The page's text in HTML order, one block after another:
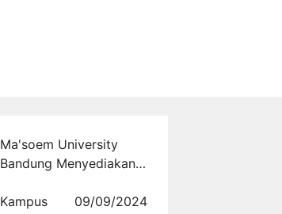
Ma'soem University
Bandung Menyediakan
Pendidikan Berkualitas
Kampus 09/09/2024